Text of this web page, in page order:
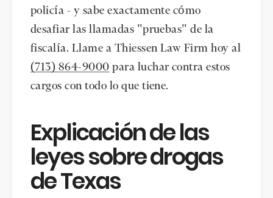
policía - y sabe exactamente cómo
desafiar las llamadas "pruebas" de la
fiscalía. Llame a Thiessen Law Firm hoy al
(713) 864-9000 para luchar contra estos
cargos con todo lo que tiene.
Explicación de las
leyes sobre drogas
de Texas